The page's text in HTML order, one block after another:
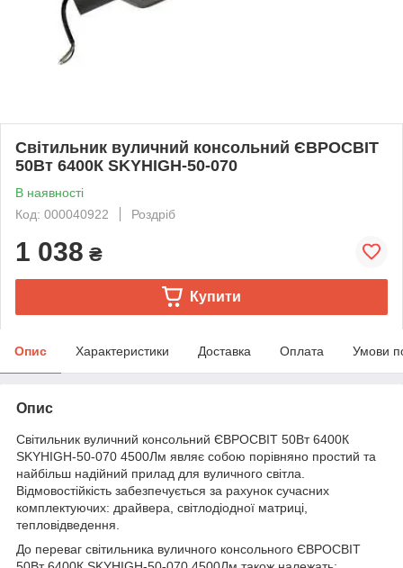
Світильник вуличний консольний ЄВРОСВІТ
50Вт 6400К SKYHIGH-50-070
В наявності
Код: 000040922
Роздріб
1 038 ₴
Купити
Опис Характеристики Доставка Оплата Умови
Опис
Світильник вуличний консольний ЄВРОСВІТ 50Вт 6400К
SKYHIGH-50-070 4500Лм являє собою порівняно простий та
найбільш надійний прилад для вуличного світла.
Відмовостійкість забезпечується за рахунок сучасних
комплектуючих: драйвера, світлодіодної матриці,
тепловідведення.
До переваг світильника вуличного консольного ЄВРОСВІТ